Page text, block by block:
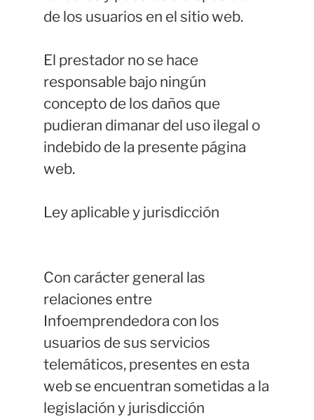
de los usuarios en el sitio web.
El prestador no se hace
responsable bajo ningún
concepto de los daños que
pudieran dimanar del uso ilegal o
indebido de la presente página
web.
Ley aplicable y jurisdicción
Con carácter general las
relaciones entre
Infoemprendedora con los
usuarios de sus servicios
telemáticos, presentes en esta
web se encuentran sometidas a la
legislación y jurisdicción